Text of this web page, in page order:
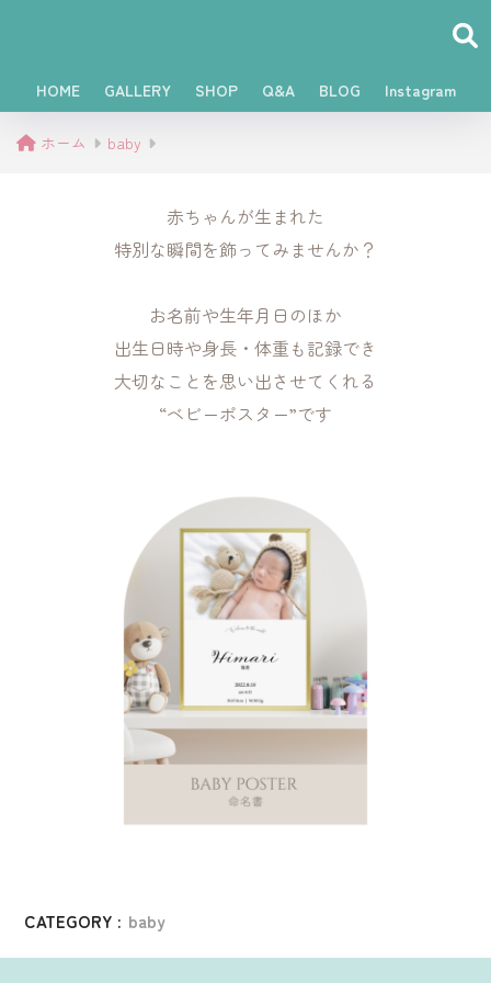
HOME GALLERY SHOP Q&A BLOG Instagram
ホーム baby
赤ちゃんが生まれた
特別な瞬間を飾ってみませんか？
お名前や生年月日のほか
出生日時や身長・体重も記録でき
大切なことを思い出させてくれる
“ベビーポスター”です
CATEGORY : baby